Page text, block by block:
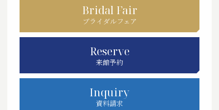
Bridal Fair
ブライダルフェア
Reserve
来館予約
Inquiry
資料請求